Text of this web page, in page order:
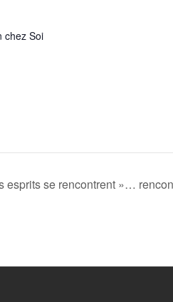
chez Soi
esprits se rencontrent »…